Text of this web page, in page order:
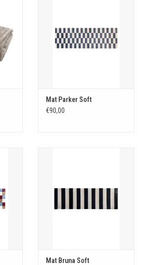
Mat Parker Soft
€90,00
Mat Bruna Soft